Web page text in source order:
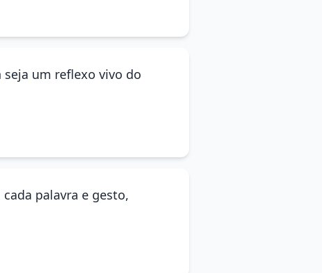
seja um reflexo vivo do
palavra e gesto,